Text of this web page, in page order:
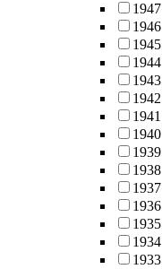
1947
1946
1945
1944
1943
1942
1941
1940
1939
1938
1937
1936
1935
1934
1933